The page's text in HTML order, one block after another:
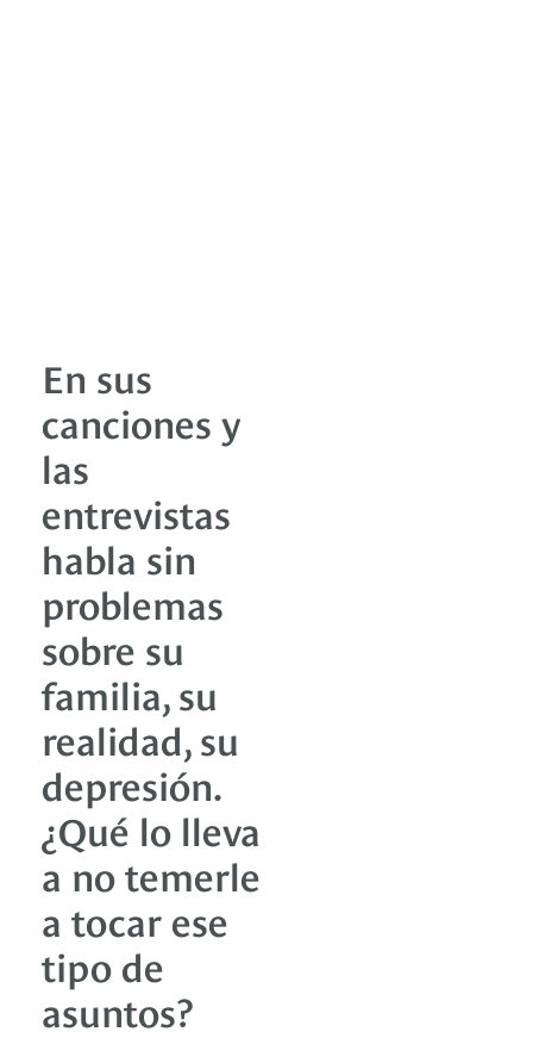
En sus
canciones y
las
entrevistas
habla sin
problemas
sobre su
familia, su
realidad, su
depresión.
¿Qué lo lleva
a no temerle
a tocar ese
tipo de
asuntos?